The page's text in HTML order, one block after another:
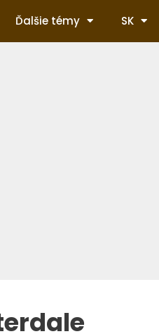
Ďalšie témy SK